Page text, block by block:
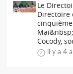
Le
Directoire
Cocody,
il y a 4